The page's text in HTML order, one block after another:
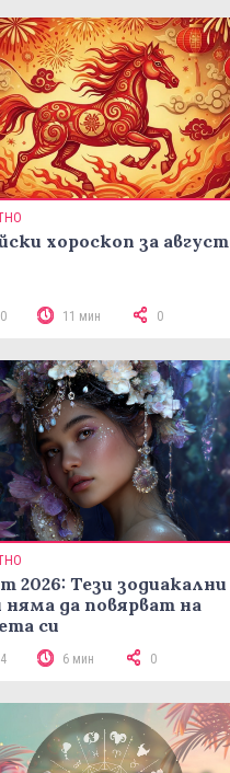
хороскоп за август
11 мин 0
2026: Тези зодиакални
няма да повярват на
си
6 мин 0